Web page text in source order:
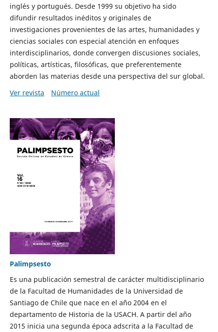
inglés y portugués. Desde 1999 su objetivo ha sido
difundir resultados inéditos y originales de
investigaciones provenientes de las artes, humanidades y
ciencias sociales con especial atención en enfoques
interdisciplinarios, donde convergen discusiones sociales,
políticas, artísticas, filosóficas, que preferentemente
aborden las materias desde una perspectiva del sur global.
Ver revista
Número actual
Palimpsesto
Es una publicación semestral de carácter multidisciplinario
de la Facultad de Humanidades de la Universidad de
Santiago de Chile que nace en el año 2004 en el
departamento de Historia de la USACH. A partir del año
2015 inicia una segunda época adscrita a la Facultad de